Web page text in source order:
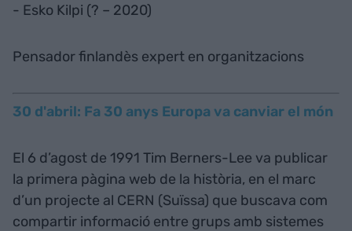
- Esko Kilpi (? – 2020)
Pensador finlandès expert en organitzacions
30 d'abril: Fa 30 anys Europa va canviar el món
El 6 d’agost de 1991 Tim Berners-Lee va publicar
la primera pàgina web de la història, en el marc
d’un projecte al CERN (Suïssa) que buscava com
compartir informació entre grups amb sistemes